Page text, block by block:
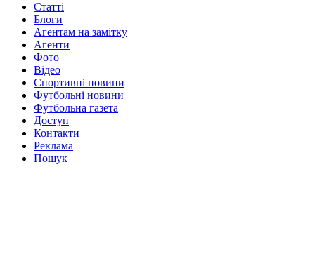
Статті
Блоги
Агентам на замітку
Агенти
Фото
Відео
Спортивні новини
Футбольні новини
Футбольна газета
Доступ
Контакти
Реклама
Пошук